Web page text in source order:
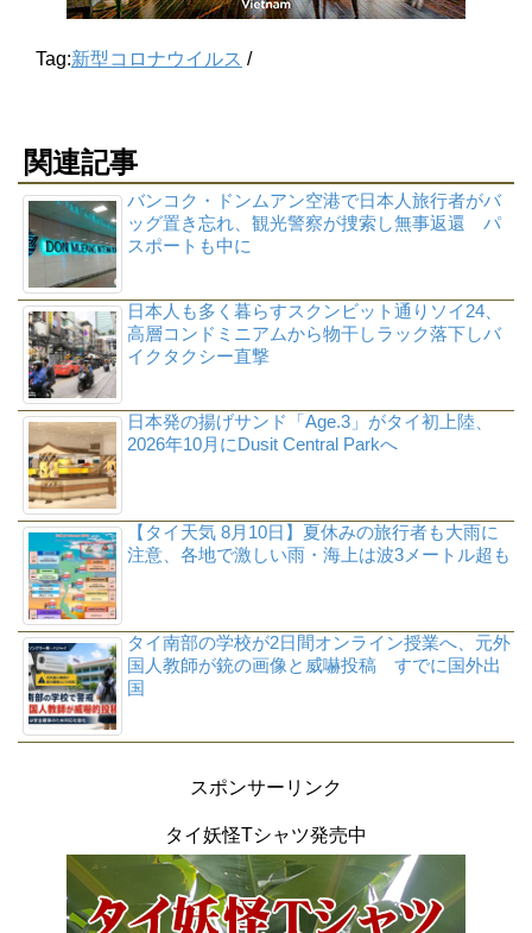
Tag:新型コロナウイルス /
関連記事
バンコク・ドンムアン空港で日本人旅行者がバ
ッグ置き忘れ、観光警察が捜索し無事返還 パ
スポートも中に
日本人も多く暮らすスクンビット通りソイ24、
高層コンドミニアムから物干しラック落下しバ
イクタクシー直撃
日本発の揚げサンド「Age.3」がタイ初上陸、
2026年10月にDusit Central Parkへ
【タイ天気 8月10日】夏休みの旅行者も大雨に
注意、各地で激しい雨・海上は波3メートル超も
タイ南部の学校が2日間オンライン授業へ、元外
国人教師が銃の画像と威嚇投稿 すでに国外出
国
スポンサーリンク
タイ妖怪Tシャツ発売中